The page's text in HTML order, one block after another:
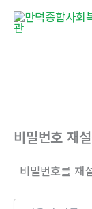
비밀번호 재
비밀번호를 재